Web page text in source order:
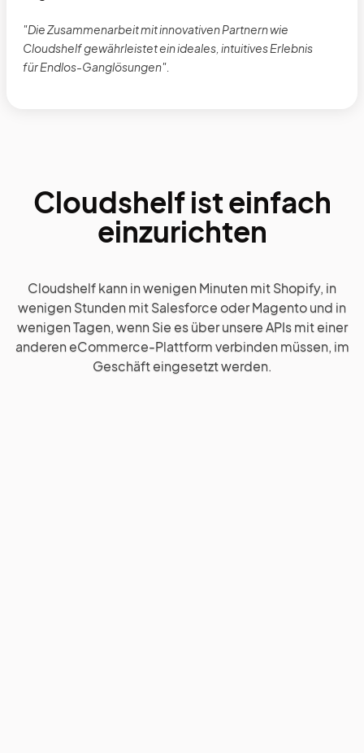
"Die Zusammenarbeit mit innovativen Partnern wie
Cloudshelf gewährleistet ein ideales, intuitives Erlebnis
für Endlos-Ganglösungen".
Cloudshelf ist einfach
einzurichten
Cloudshelf kann in wenigen Minuten mit Shopify, in
wenigen Stunden mit Salesforce oder Magento und in
wenigen Tagen, wenn Sie es über unsere APIs mit einer
anderen eCommerce-Plattform verbinden müssen, im
Geschäft eingesetzt werden.